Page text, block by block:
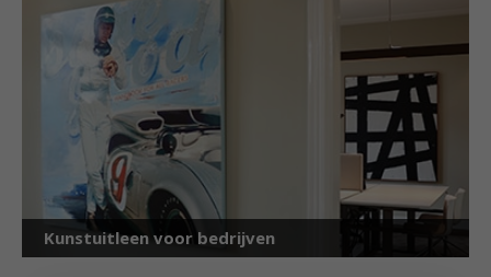
Kunstuitleen voor bedrijven